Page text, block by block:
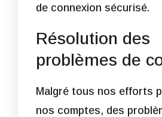
de connexion sécurisé.
Résolution des
problèmes de
Malgré tous nos efforts
nos comptes, des